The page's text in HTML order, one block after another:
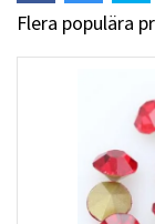
Flera populära